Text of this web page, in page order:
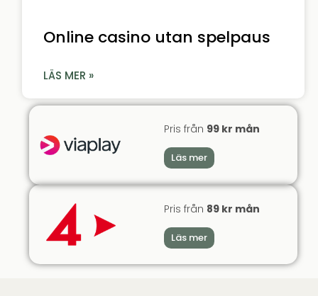
Online casino utan spelpaus
LÄS MER »
Pris från 99 kr mån
Läs mer
Pris från 89 kr mån
Läs mer